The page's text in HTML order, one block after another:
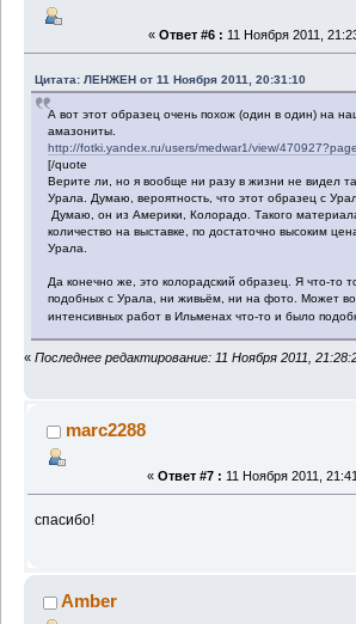
« Ответ #6 : 11 Ноября 2011,
Цитата: ЛЕНЖЕН от 11 Ноября 2011, 20:31:10
А вот этот образец очень похож (один в один) на
амазониты.
http://fotki.yandex.ru/users/medwar1/view/
[/quote
Верите ли, но я вообще ни разу в жизни не видел
Урала. Думаю, вероятность, что этот образец с
Думаю, он из Америки, Колорадо. Такого
количество на выставке, по достаточно высоким
Урала.
Да конечно же, это колорадский образец. Я что-то
подобных с Урала, ни живьём, ни на фото. Может
интенсивных работ в Ильменах что-то и было
« Последнее редактирование: 11 Ноября 2011,
marc2288
« Ответ #7 : 11 Ноября 2011,
спасибо!
Amber